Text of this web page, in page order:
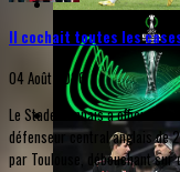
Il cochait toutes les
04 Août 2026
Le Stade Rennais a officialisé
défenseur central anglais de
par Toulouse, débouchant sur